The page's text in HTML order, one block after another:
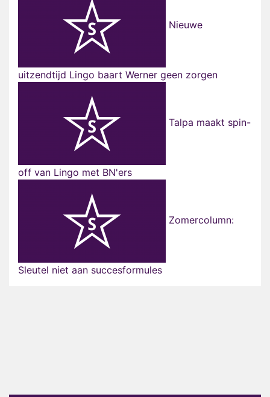
Nieuwe
uitzendtijd Lingo baart Werner geen zorgen
Talpa maakt spin-
off van Lingo met BN'ers
Zomercolumn:
Sleutel niet aan succesformules